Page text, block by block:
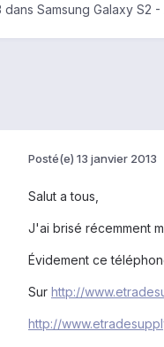
dans Samsung Galaxy S2
Posté(e) 13 janvier 2013
Salut a tous,
J'ai brisé récemment
Évidement ce
Sur http://
http://